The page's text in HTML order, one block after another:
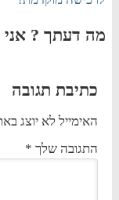
מה דעתך ?
כתיבת תגובה
האימייל לא יוצג
התגובה שלך *